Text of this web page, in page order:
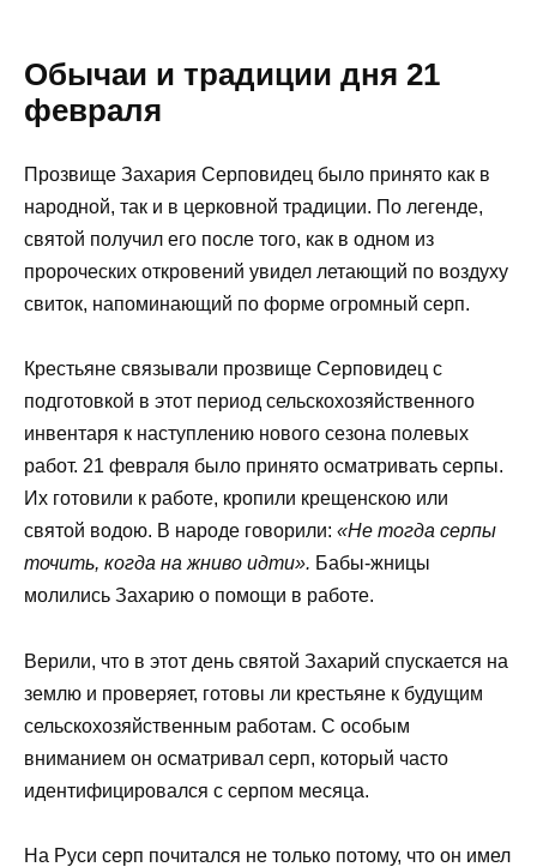
Обычаи и традиции дня 21
февраля
Прозвище Захария Серповидец было принято как в
народной, так и в церковной традиции. По легенде,
святой получил его после того, как в одном из
пророческих откровений увидел летающий по воздуху
свиток, напоминающий по форме огромный серп.
Крестьяне связывали прозвище Серповидец с
подготовкой в этот период сельскохозяйственного
инвентаря к наступлению нового сезона полевых
работ. 21 февраля было принято осматривать серпы.
Их готовили к работе, кропили крещенскою или
святой водою. В народе говорили: «Не тогда серпы
точить, когда на жниво идти». Бабы-жницы
молились Захарию о помощи в работе.
Верили, что в этот день святой Захарий спускается на
землю и проверяет, готовы ли крестьяне к будущим
сельскохозяйственным работам. С особым
вниманием он осматривал серп, который часто
идентифицировался с серпом месяца.
На Руси серп почитался не только потому, что он имел